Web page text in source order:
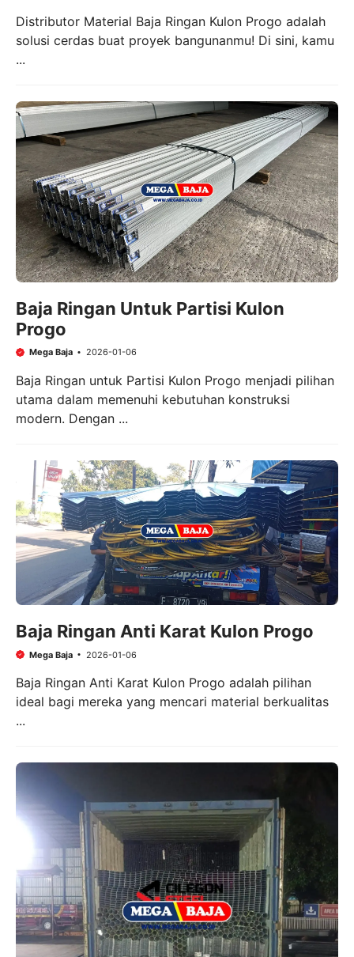
Distributor Material Baja Ringan Kulon Progo adalah
solusi cerdas buat proyek bangunanmu! Di sini, kamu
...
Baja Ringan Untuk Partisi Kulon
Progo
Mega Baja 2026-01-06
Baja Ringan untuk Partisi Kulon Progo menjadi pilihan
utama dalam memenuhi kebutuhan konstruksi
modern. Dengan ...
Baja Ringan Anti Karat Kulon Progo
Mega Baja 2026-01-06
Baja Ringan Anti Karat Kulon Progo adalah pilihan
ideal bagi mereka yang mencari material berkualitas
...